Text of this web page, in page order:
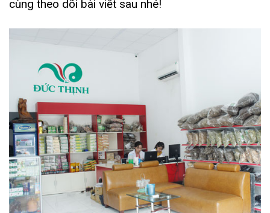
cùng theo dõi bài viết sau nhé!